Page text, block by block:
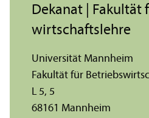
Dekanat |
wirtschafts­lehre
Universität Mannheim
Fakultät für
L 5, 5
68161 Mannheim